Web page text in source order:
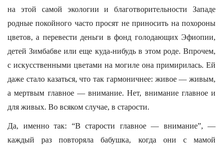
на этой самой экологии и благотворительности Западе
родные покойного часто просят не приносить на похороны
цветов, а перевести деньги в фонд голодающих Эфиопии,
детей Зимбабве или еще куда-нибудь в этом роде. Впрочем,
с искусственными цветами на могиле она примирилась. Ей
даже стало казаться, что так гармоничнее: живое — живым,
а мертвым главное — внимание. Нет, внимание главное и
для живых. Во всяком случае, в старости.
Да, именно так: “В старости главное — внимание”, —
каждый раз повторяла бабушка, когда они с мамой